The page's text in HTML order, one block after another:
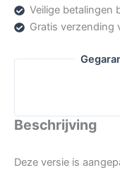
Veilige betalingen
Gratis verzending
Beschrijving
Deze versie is